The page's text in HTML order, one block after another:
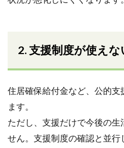
2. 支援制度が使え
住居確保給付金など、公的支
ます。
ただし、支援だけで今後の生
せん。支援制度の確認と並行